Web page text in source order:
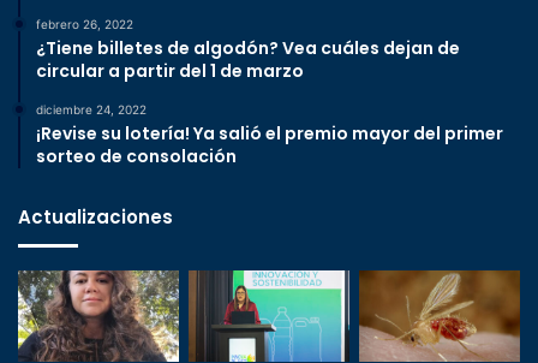
febrero 26, 2022
¿Tiene billetes de algodón? Vea cuáles dejan de
circular a partir del 1 de marzo
diciembre 24, 2022
¡Revise su lotería! Ya salió el premio mayor del primer
sorteo de consolación
Actualizaciones